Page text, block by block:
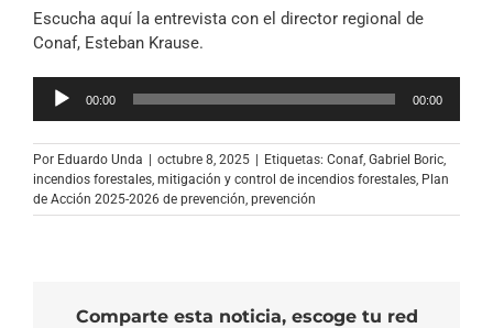
Escucha aquí la entrevista con el director regional de
Conaf, Esteban Krause.
Reproductor
00:00 00:00
Por Eduardo Unda octubre 8, 2025 Etiquetas: Conaf, Gabriel Boric,
incendios forestales, mitigación y control de incendios forestales, Plan
de Acción 2025-2026 de prevención, prevención
Comparte esta noticia, escoge tu red